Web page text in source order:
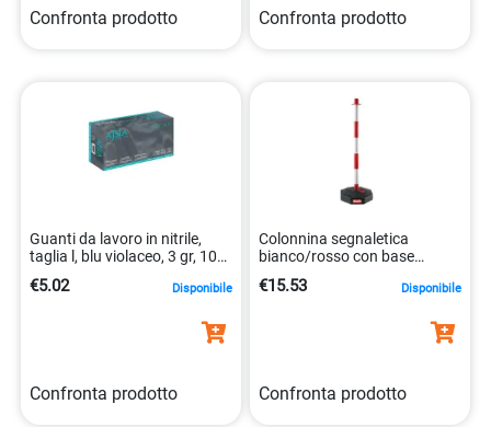
Confronta prodotto Confronta prodotto
Guanti da lavoro in nitrile,
taglia l, blu violaceo, 3 gr, 100
pezzi 8014114018198
€5.02 Disponibile
Confronta prodotto
Colonnina segnaletica
bianco/rosso con base
riempibile in acqua/sabbia
8004878662867
€15.53 Disponibile
Confronta prodotto